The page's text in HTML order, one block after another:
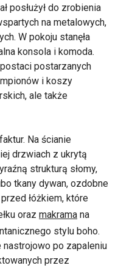
posłużył do zrobienia
na metalowych,
W pokoju stanęła
konsola i komoda.
postarzanych
i koszy
ale także
Na ścianie
drzwiach z ukrytą
strukturą słomy,
tkany dywan, ozdobne
łóżkiem, które
oraz makrama na
stylu boho.
po zapaleniu
przez